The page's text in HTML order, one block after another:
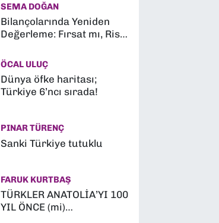
SEMA DOĞAN
Bilançolarında Yeniden
Değerleme: Fırsat mı, Risk
ÖCAL ULUÇ
Dünya öfke haritası;
Türkiye 6’ncı sırada!
PINAR TÜRENÇ
Sanki Türkiye tutuklu
FARUK KURTBAŞ
TÜRKLER ANATOLİA’YI 100
YIL ÖNCE (mi)